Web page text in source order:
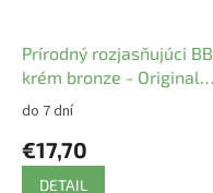
Prírodný rozjasňujúci BB
krém bronze - Original
ATOK
do 7 dní
€17,70
DETAIL